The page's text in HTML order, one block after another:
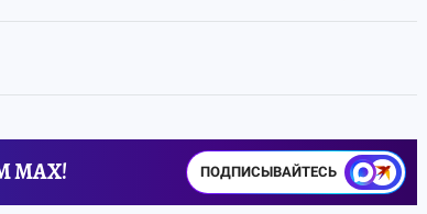
ПОДПИСЫВАЙТЕСЬ